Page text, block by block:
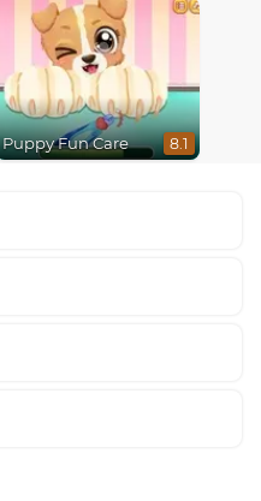
Puppy Fun Care 8.1